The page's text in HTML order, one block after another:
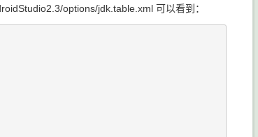
options/jdk.table.xml 可以看到：